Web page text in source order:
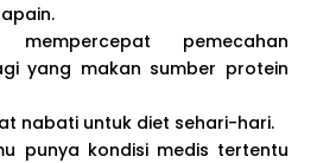
mempercepat pemecahan
yang makan sumber protein
nabati untuk diet sehari-hari.
punya kondisi medis tertentu